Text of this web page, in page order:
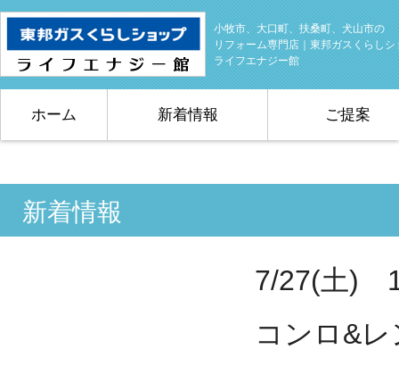
小牧市、大口町、扶桑町、犬山市の
リフォーム専門店｜東邦ガスくらしシ
ライフエナジー館
ホーム 新着情報 ご提案
新着情報
7/27(土)
コンロ&